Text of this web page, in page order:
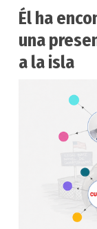
Él ha
una
a la isla